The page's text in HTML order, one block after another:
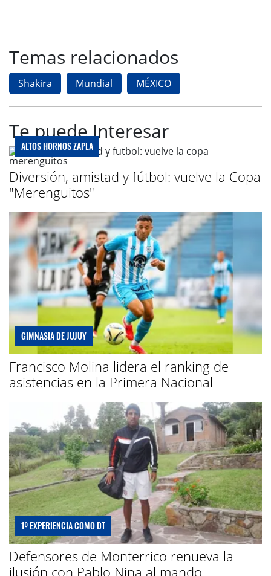
Temas relacionados
Shakira Mundial MÉXICO
Te puede Interesar
ALTOS HORNOS ZAPLA
Diversión, amistad y fútbol: vuelve la Copa
"Merenguitos"
GIMNASIA DE JUJUY
Francisco Molina lidera el ranking de
asistencias en la Primera Nacional
1º EXPERIENCIA COMO DT
Defensores de Monterrico renueva la
ilusión con Pablo Nina al mando